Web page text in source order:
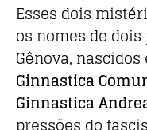
Esses dois
os nomes de
Gênova, nascidos
Ginnastica
Ginnastica